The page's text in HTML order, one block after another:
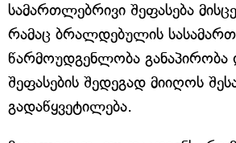
სამართლებრივი შეფასება
რამაც ბრალდებულის
წარმოუდგენლობა განაპირობა
შეფასების შედეგად მიიღოს
გადაწყვეტილება.